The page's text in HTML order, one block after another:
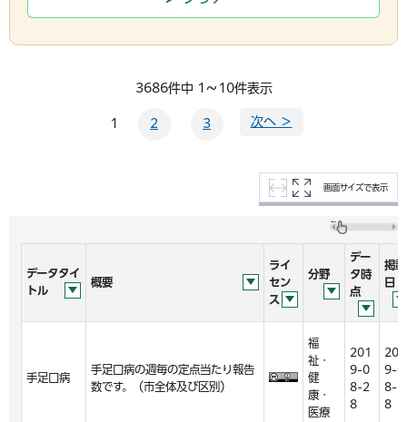
3686件中 1～10件表示
1 2 3 次へ ＞
画面サイズで表示
データタイ
トル
概要
ライ
セン
ス
分野
デー
タ時
点
掲載
日
手足口病
手足口病の週毎の定点当たり報告
数です。（市全体及び区別）
福
祉・
健
康・
医療
201
9-0
8-2
8
201
9-0
8-2
8